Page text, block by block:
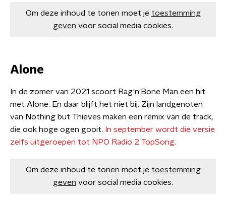
Om deze inhoud te tonen moet je toestemming
geven voor social media cookies.
Alone
In de zomer van 2021 scoort Rag'n'Bone Man een hit
met Alone. En daar blijft het niet bij. Zijn landgenoten
van Nothing but Thieves maken een remix van de track,
die ook hoge ogen gooit. In september wordt die versie
zelfs uitgeroepen tot NPO Radio 2 TopSong.
Om deze inhoud te tonen moet je toestemming
geven voor social media cookies.